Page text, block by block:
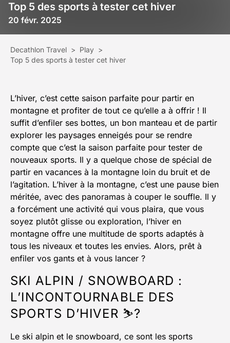
Top 5 des sports à tester cet hiver
20 févr. 2025
Decathlon Travel > Play >
Top 5 des sports à tester cet hiver
L’hiver, c’est cette saison parfaite pour partir en
montagne et profiter de tout ce qu’elle a à offrir ! Il
suffit d’enfiler ses bottes, un bon manteau et de partir
explorer les paysages enneigés pour se rendre
compte que c’est la saison parfaite pour tester de
nouveaux sports. Il y a quelque chose de spécial de
partir en vacances à la montagne loin du bruit et de
l’agitation. L’hiver à la montagne, c’est une pause bien
méritée, avec des panoramas à couper le souffle. Il y
a forcément une activité qui vous plaira, que vous
soyez plutôt glisse ou exploration, l’hiver en
montagne offre une multitude de sports adaptés à
tous les niveaux et toutes les envies. Alors, prêt à
enfiler vos gants et à vous lancer ?
SKI ALPIN / SNOWBOARD :
L’INCONTOURNABLE DES
SPORTS D’HIVER ⛷️?
Le ski alpin et le snowboard, ce sont les sports